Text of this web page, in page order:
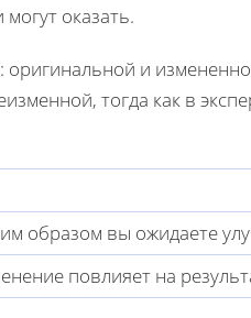
оказать.
и
тогда как в
образом вы ожидаете
повлияет на